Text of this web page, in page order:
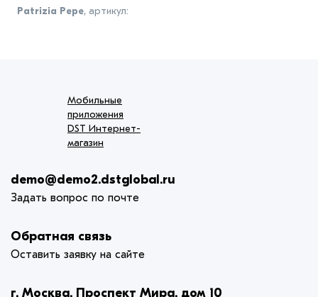
Patrizia Pepe, артикул:
Мобильные
приложения
DST Интернет-
магазин
demo@demo2.dstglobal.ru
Задать вопрос по почте
Обратная связь
Оставить заявку на сайте
г. Москва, Проспект Мира, дом 10